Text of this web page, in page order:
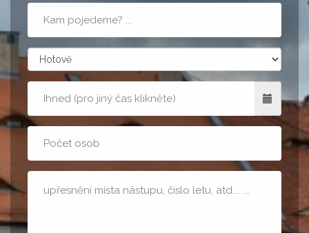
adresa
zpusobPlatby
osob